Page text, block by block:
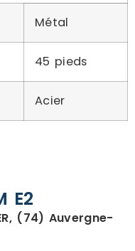
Métal
45 pieds
Acier
E2
(74) Auvergne-